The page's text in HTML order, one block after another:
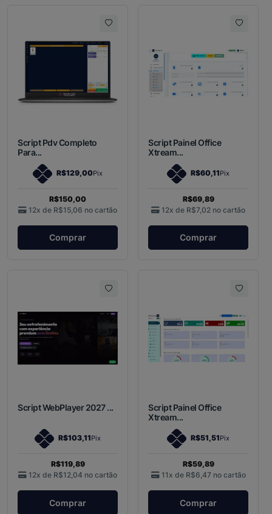
Script Pdv Completo
Para...
R$129,00Pix
R$150,00
12x de R$15,06 no cartão
Comprar
Script Painel Office
Xtream...
R$60,11Pix
R$69,89
12x de R$7,02 no cartão
Comprar
Script WebPlayer 2027 ...
R$103,11Pix
R$119,89
12x de R$12,04 no cartão
Comprar
Script Painel Office
Xtream...
R$51,51Pix
R$59,89
11x de R$6,47 no cartão
Comprar